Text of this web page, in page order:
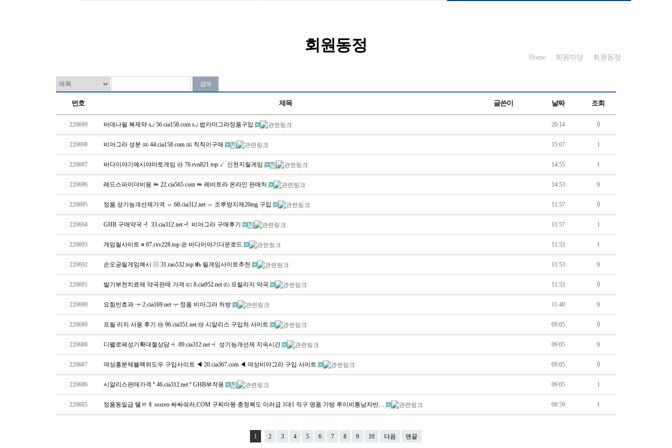
Home 회원마당 회원동정
회원동정
번호 제목 글쓴이 날짜 조회
220699 바데나필 복제약 ㈁ 56.cia158.com ㈁ 법카마그라정품구입 20:14 0
220698 비아그라 성분 ㈌ 44.cia158.com ㈌ 칙칙이구매 15:07 1
220697 바다이야기예시야마토게임 ㉴ 76.rvn821.top ↙ 신천지릴게임 14:55 1
220696 레드스파이더비용 ㅫ 22.cia565.com ㅫ 레비트라 온라인 판매처 14:53 0
220695 정품 성기능개선제가격 ⇔ 68.cia312.net ⇔ 조루방지제20mg 구입 11:57 0
220694 GHB 구매약국 ┩ 33.cia312.net ┩ 비아그라 구매후기 11:57 1
220693 게임릴사이트 ≡ 87.rxv228.top ㉣ 바다이야기다운로드 11:53 1
220692 손오공릴게임예시 ▨ 31.rao532.top ㎫ 릴게임사이트추천 11:53 0
220691 발기부전치료제 약국판매 가격 ㈂ 8.cia952.net ㈂ 프릴리지 약국 11:53 0
220690 요힘빈효과 ┮ 2.cia169.net ┮ 정품 비아그라 처방 11:40 0
220689 프릴 리지 사용 후기 ㉲ 96.cia351.net ㉲ 시알리스 구입처 사이트 09:05 0
220688 디펠로페성기확대젤상담 ┥ 89.cia312.net ┥ 성기능개선제 지속시간 09:05 0
220687 여성흥분제블랙위도우 구입사이트 ◀ 20.cia367.com ◀ 여성비아그라 구입 사이트 09:05 0
220686 시알리스판매가격 º 46.cia312.net º GHB부작용 09:05 1
220685 정품동일급 탤ㄹㅔ sssreo 싸싸숴러,COM 구찌마몽 충청북도 미러급 1대1 직구 명품 가방 루이비통남자반… 08:59 1
1 2 3 4 5 6 7 8 9 10 다음 맨끝